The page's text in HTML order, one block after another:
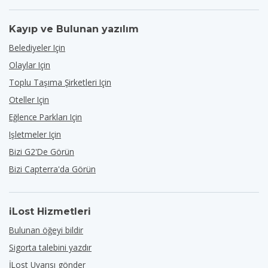
Kayıp ve Bulunan yazılım
Belediyeler Için
Olaylar Için
Toplu Taşıma Şirketleri Için
Oteller Için
Eğlence Parkları Için
Işletmeler Için
Bizi G2'de Görün
Bizi Capterra'da Görün
iLost Hizmetleri
Bulunan öğeyi bildir
Sigorta talebini yazdır
İLost Uyarısı gönder